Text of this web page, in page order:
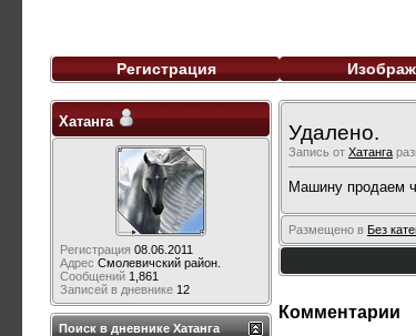
Регистрация
Удалено.
Запись от Хатанга
Машину продаем
Размещено в Без
Комментарии
Хатанга
Регистрация 08.06.2011
Адрес Смолевичский район.
Сообщений 1,861
Записей в дневнике 12
Поиск в дневнике Хатанга